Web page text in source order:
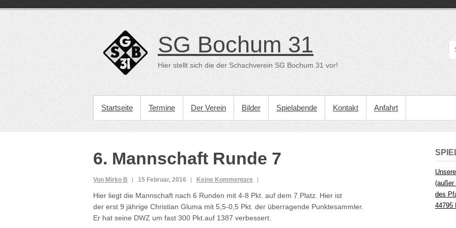
SG Bochum 31
Hier stellt sich die der Schachverein SG Bochum 31 vor!
PRIMÄRES MENÜ
Startseite Termine Der Verein Bilder Spielabende Kontakt Anfahrt
6. Mannschaft Runde 7
Von Mirko B 15 Februar, 2016 Keine Kommentare
Hier liegt die Mannschaft nach 6 Runden mit 4-8 Pkt. auf dem 7.Platz. Hier ist
der erst 9 jährige Christian Gluma mit 5,5-0,5 Pkt. der überragende Punktesammler.
Er hat seine DWZ um fast 300 Pkt.auf 1387 verbessert.
(außer
des
44795